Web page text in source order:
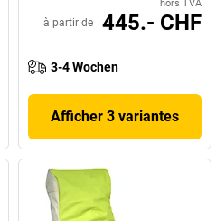
hors TVA
à partir de 445.- CHF
3-4 Wochen
Afficher 3 variantes